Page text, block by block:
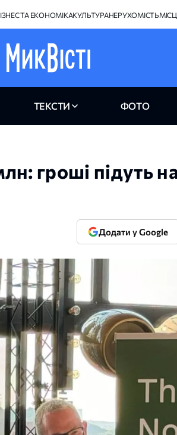
ТА ЕКОНОМІКАКУЛЬТУРАНЕРУХОМІСТЬ
ТЕКСТИ ФОТО
гроші підуть
Додати у Google